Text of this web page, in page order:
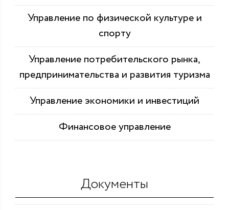
Управление по физической культуре и
спорту
Управление потребительского рынка,
предпринимательства и развития туризма
Управление экономики и инвестиций
Финансовое управление
Документы